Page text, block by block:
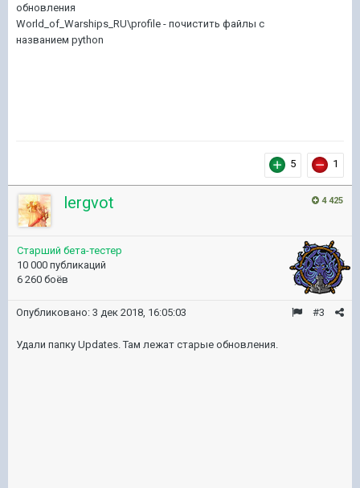
обновления
World_of_Warships_RU\profile - почистить файлы с
названием python
5 1
4 425
lergvot
Старший бета-тестер
10 000 публикаций
6 260 боёв
#3
Опубликовано: 3 дек 2018, 16:05:03
Удали папку Updates. Там лежат старые обновления.